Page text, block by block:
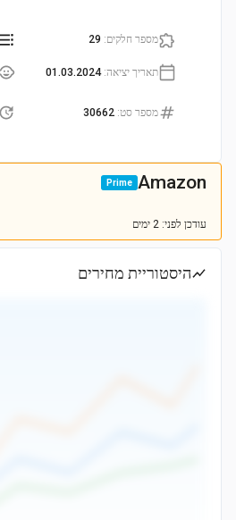
מספר חלקים:
29
תאריך יציאה:
01.03.2024
מספר סט:
30662
Amazon
Prime
עודכן לפני: 2 ימים
היסטוריית מחירים